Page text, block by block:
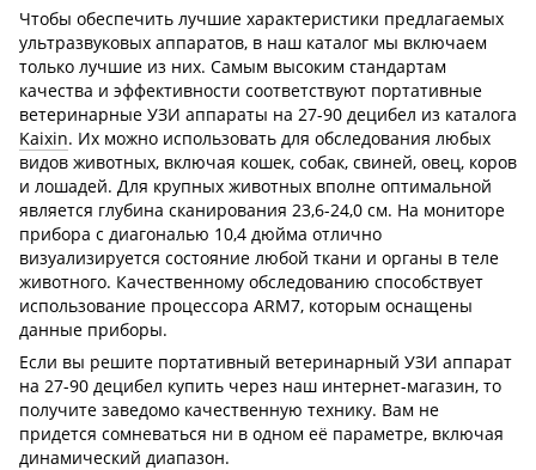
Чтобы обеспечить лучшие характеристики предлагаемых
ультразвуковых аппаратов, в наш каталог мы включаем
только лучшие из них. Самым высоким стандартам
качества и эффективности соответствуют портативные
ветеринарные УЗИ аппараты на 27-90 децибел из каталога
Kaixin. Их можно использовать для обследования любых
видов животных, включая кошек, собак, свиней, овец, коров
и лошадей. Для крупных животных вполне оптимальной
является глубина сканирования 23,6-24,0 см. На мониторе
прибора с диагональю 10,4 дюйма отлично
визуализируется состояние любой ткани и органы в теле
животного. Качественному обследованию способствует
использование процессора ARM7, которым оснащены
данные приборы.
Если вы решите портативный ветеринарный УЗИ аппарат
на 27-90 децибел купить через наш интернет-магазин, то
получите заведомо качественную технику. Вам не
придется сомневаться ни в одном её параметре, включая
динамический диапазон.